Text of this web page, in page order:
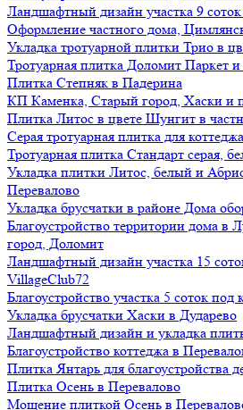
Ландшафтный дизайн участка 9
Оформление частного дома,
Укладка тротуарной плитки Трио в
Тротуарная плитка Доломит Паркет
Плитка Степняк в Падерина
КП Каменка, Старый город, Хаски и
Плитка Литос в цвете Шунгит в
Серая тротуарная плитка для
Тротуарная плитка Стандарт серая,
Укладка плитки Литос, белый и
Перевалово
Укладка брусчатки в районе Дома
Благоустройство территории дома в
город, Доломит
Ландшафтный дизайн участка 15
VillageClub72
Благоустройство участка 5 соток
Укладка брусчатки Хаски в Дударево
Ландшафтный дизайн и укладка
Благоустройство коттеджа в
Плитка Янтарь для благоустройства
Плитка Осень в Перевалово
Мощение плиткой Осень в